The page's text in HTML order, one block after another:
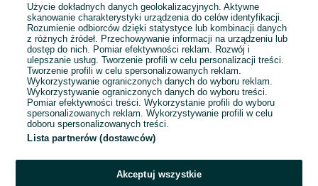
E-mail
Hasło
Użycie dokładnych danych geolokalizacyjnych. Aktywne
skanowanie charakterystyki urządzenia do celów identyfikacji.
Rozumienie odbiorców dzięki statystyce lub kombinacji danych
z różnych źródeł. Przechowywanie informacji na urządzeniu lub
dostęp do nich. Pomiar efektywności reklam. Rozwój i
ulepszanie usług. Tworzenie profili w celu personalizacji treści.
Tworzenie profili w celu spersonalizowanych reklam.
Wykorzystywanie ograniczonych danych do wyboru reklam.
Wykorzystywanie ograniczonych danych do wyboru treści.
Pomiar efektywności treści. Wykorzystanie profili do wyboru
spersonalizowanych reklam. Wykorzystywanie profili w celu
doboru spersonalizowanych treści.
Lista partnerów (dostawców)
Akceptuj wszystkie